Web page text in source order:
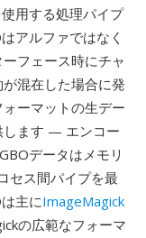
用する処理パイプ
アルファではなく
フェース時にチャ
混在した場合に発
ーマットの生デー
します — エンコー
データはメモリ
セス間パイプを最
主にImageMagick
の広範なフォーマ